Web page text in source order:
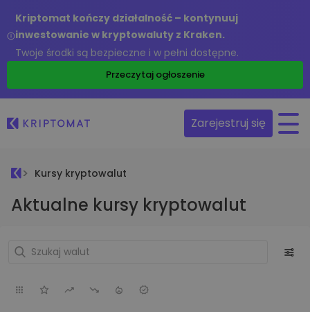
Kriptomat kończy działalność – kontynuuj
inwestowanie w kryptowaluty z Kraken.
Twoje środki są bezpieczne i w pełni dostępne.
Przeczytaj ogłoszenie
Zarejestruj się
Kursy kryptowalut
Aktualne kursy kryptowalut